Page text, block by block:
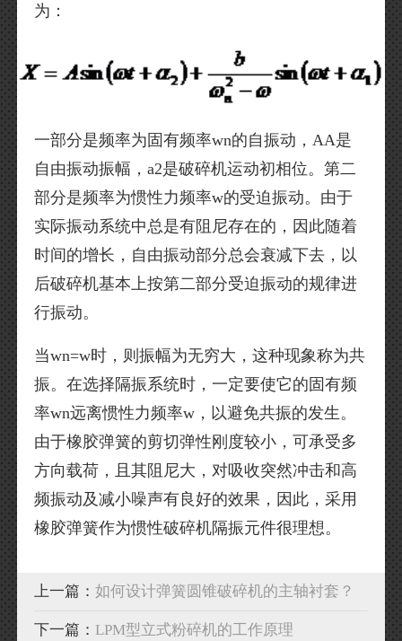
为：
一部分是频率为固有频率wn的自振动，AA是
自由振动振幅，a2是破碎机运动初相位。第二
部分是频率为惯性力频率w的受迫振动。由于
实际振动系统中总是有阻尼存在的，因此随着
时间的增长，自由振动部分总会衰减下去，以
后破碎机基本上按第二部分受迫振动的规律进
行振动。
当wn=w时，则振幅为无穷大，这种现象称为共
振。在选择隔振系统时，一定要使它的固有频
率wn远离惯性力频率w，以避免共振的发生。
由于橡胶弹簧的剪切弹性刚度较小，可承受多
方向载荷，且其阻尼大，对吸收突然冲击和高
频振动及减小噪声有良好的效果，因此，采用
橡胶弹簧作为惯性破碎机隔振元件很理想。
上一篇：如何设计弹簧圆锥破碎机的主轴衬套？
下一篇： LPM型立式粉碎机的工作原理